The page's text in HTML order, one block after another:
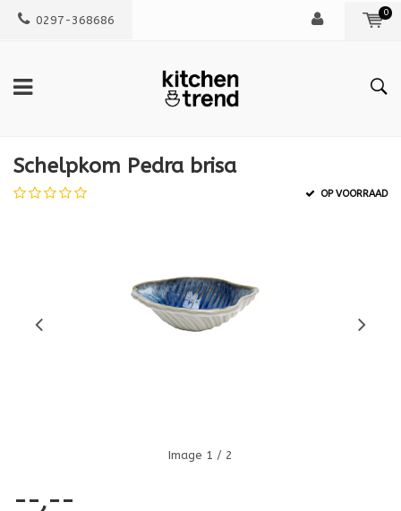
0297-368686
0
Schelpkom Pedra brisa
OP VOORRAAD
Image 1 / 2
--,--